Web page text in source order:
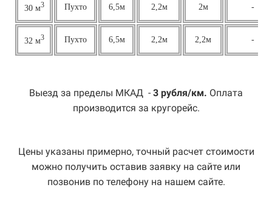
30 м3 Пухто 6,5м 2,2м 2м -
32 м3 Пухто 6,5м 2,2м 2,2м -
Выезд за пределы МКАД - 3 рубля/км. Оплата
производится за кругорейс.
Цены указаны примерно, точный расчет стоимости
можно получить оставив заявку на сайте или
позвонив по телефону на нашем сайте.